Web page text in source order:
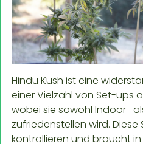
Hindu Kush ist eine
einer Vielzahl von Set-ups
wobei sie sowohl Indoor-
zufriedenstellen wird.
kontrollieren und braucht